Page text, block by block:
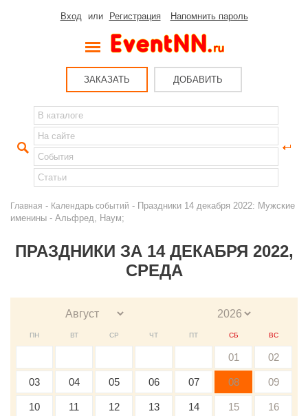
Вход или Регистрация Напомнить пароль
ЗАКАЗАТЬ ДОБАВИТЬ
Главная - Календарь событий - Праздники 14 декабря 2022: Мужские
именины - Альфред, Наум;
ПРАЗДНИКИ ЗА 14 ДЕКАБРЯ 2022,
СРЕДА
ПН ВТ СР ЧТ ПТ СБ ВС
01 02
03 04 05 06 07 08 09
10 11 12 13 14 15 16